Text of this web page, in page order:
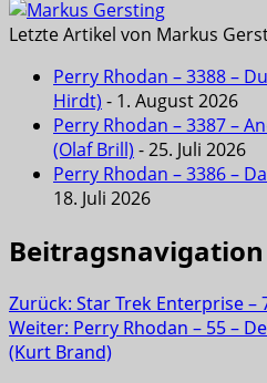
Letzte Artikel von Markus
Perry Rhodan – 3388 –
Hirdt) - 1. August 2026
Perry Rhodan – 3387 –
(Olaf Brill) - 25. Juli 2026
Perry Rhodan – 3386 –
18. Juli 2026
Beitragsnavigation
Zurück: Star Trek Enterprise –
Weiter: Perry Rhodan – 55 –
(Kurt Brand)